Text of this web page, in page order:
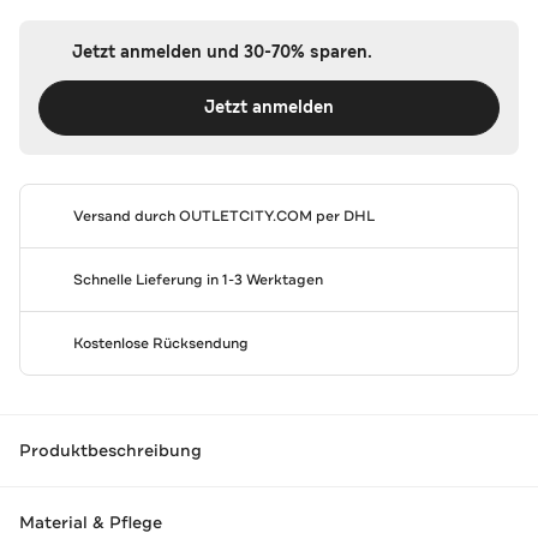
Jetzt anmelden und 30-70% sparen.
Jetzt anmelden
Versand durchOUTLETCITY.COM per DHL
Schnelle Lieferung in 1-3 Werktagen
Kostenlose Rücksendung
Produktbeschreibung
Material & Pflege